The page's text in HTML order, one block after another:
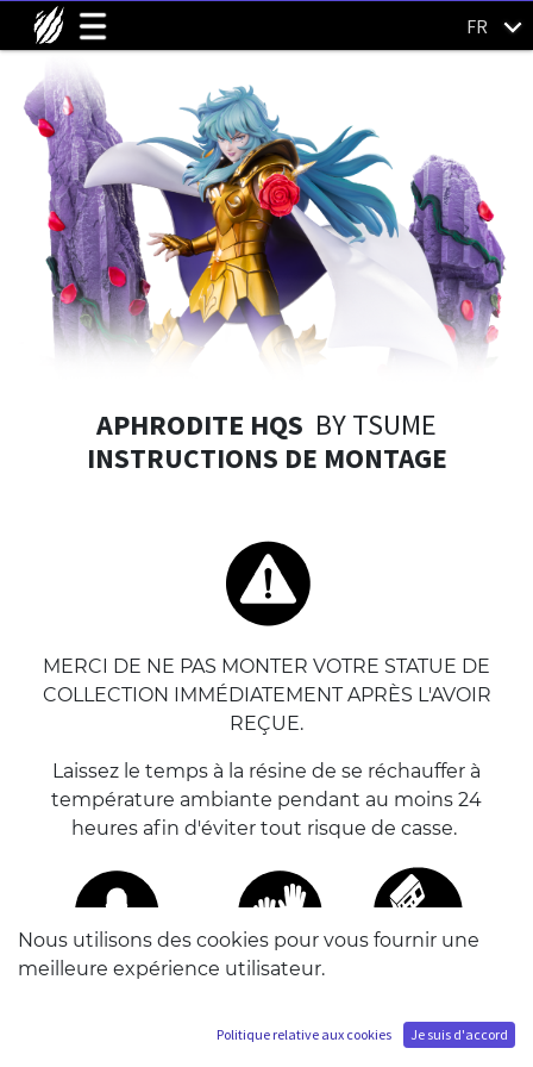
FR
APHRODITE HQS BY TSUME
INSTRUCTIONS DE MONTAGE
MERCI DE NE PAS MONTER VOTRE STATUE DE
COLLECTION IMMÉDIATEMENT APRÈS L'AVOIR
REÇUE.
Laissez le temps à la résine de se réchauffer à
température ambiante pendant au moins 24
heures afin d'éviter tout risque de casse.
POUR MANIPULER VOTRE STATUE. Vous pouvez
Nous utilisons des cookies pour vous fournir une
meilleure expérience utilisateur.
Politique relative aux cookies Je suis d'accord